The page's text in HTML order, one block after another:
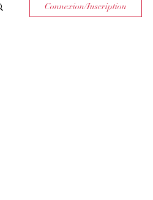
Connexion/Inscription